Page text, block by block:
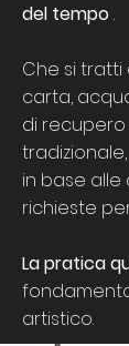
del tempo.
Che si
carta,
di
in base alle
richieste
La pratica
artistico.